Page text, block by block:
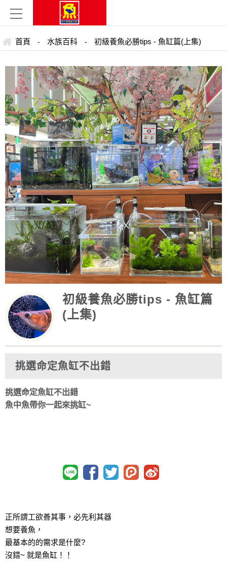
首頁 - 水族百科 - 初級養魚必勝tips - 魚缸篇(上集)
初級養魚必勝tips - 魚缸篇
(上集)
挑選命定魚缸不出錯
挑選命定魚缸不出錯
魚中魚帶你一起來挑缸~
正所謂工欲善其事，必先利其器
想要養魚，
最基本的的需求是什麼?
沒錯~ 就是魚缸！！